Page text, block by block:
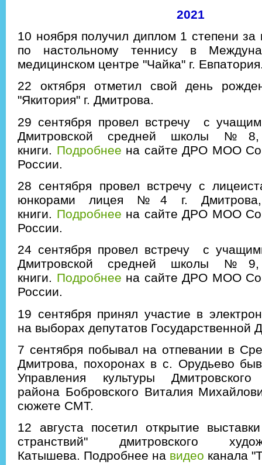
2021
10 ноября получил диплом 1 степени за
по настольному теннису в
медицинском центре "Чайка" г.
22 октября отметил свой день
"Якитория" г. Дмитрова.
29 сентября провел встречу с
Дмитровской средней школы №8,
книги. Подробнее на сайте ДРО МОО
России.
28 сентября провел встречу с
юнкорами лицея №4 г.
книги. Подробнее на сайте ДРО МОО
России.
24 сентября провел встречу с
Дмитровской средней школы №9,
книги. Подробнее на сайте ДРО МОО
России.
19 сентября принял участие в
на выборах депутатов
7 сентября побывал на отпевании в
Дмитрова, похоронах в с. Орудьево
Управления культуры Дмитровского
района Бобровского Виталия
сюжете СМТ.
12 августа посетил открытие
странствий" дмитровского
Катышева. Подробнее на видео канала